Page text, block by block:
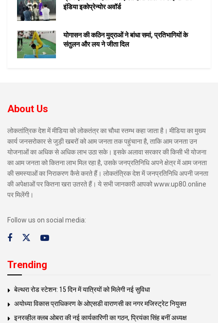
इंडिया इकोप्रेन्योर अवॉर्ड
योगासन की कठिन मुद्राओं ने बांधा समां, प्रतिभागियों के
संतुलन और लय ने जीता दिल
About Us
लोकतांत्रिक देश में मीडिया को लोकतंत्र का चौथा स्तम्भ कहा जाता है। मीडिया का मुख्य
कार्य जनसरोकार से जुड़ी खबरों को आम जनता तक पहुंचाना है, ताकि आम जनता उन
योजनाओं का अधिक से अधिक लाभ उठा सके। इसके अलावा सरकार की किसी भी योजना
का आम जनता को कितना लाभ मिल रहा है, उसके जनप्रतिनिधि अपने क्षेत्र में आम जनता
की समस्याओं का निराकरण कैसे करते हैं। लोकतंत्रिक देश में जनप्रतिनिधि अपनी जनता
की अपेक्षाओं पर कितना खरा उतरते हैं। ये सभी जानकारी आपको www.up80.online
पर मिलेंगी।
Follow us on social media:
Trending
बेल्थरा रोड स्टेशन: 15 दिन में यात्रियों को मिलेगी नई सुविधा
अयोध्या विकास प्राधिकरण के ओएसडी वाराणसी का नगर मजिस्ट्रेट नियुक्त
इनरव्हील क्लब ओबरा की नई कार्यकारिणी का गठन, प्रियंका सिंह बनीं अध्यक्ष